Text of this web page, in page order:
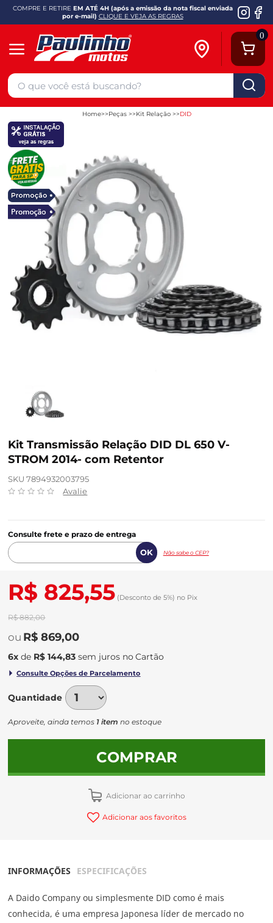
COMPRE E RETIRE EM ATÉ 4H (após a emissão da nota fiscal enviada
por e-mail) CLIQUE E VEJA AS REGRAS
0
Home Peças Kit Relação DID
Kit Transmissão Relação DID DL 650 V-
STROM 2014- com Retentor
SKU 7894932003795
Avalie
Consulte frete e prazo de entrega
Não sabe o CEP?
R$ 825,55 (Desconto de 5%) no Pix
R$ 882,00
R$ 869,00
6x de R$ 144,83 sem juros no
Quantidade
Aproveite, ainda temos 1 item no estoque
COMPRAR
Adicionar ao carrinho
Adicionar aos favoritos
INFORMAÇÕES ESPECIFICAÇÕES
A Daido Company ou simplesmente DID como é mais
conhecida, é uma empresa Japonesa líder de mercado no